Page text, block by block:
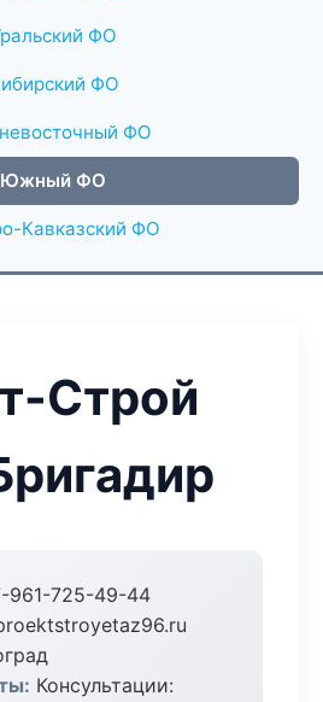
ФО
ФО
ФО
Южный ФО
Кавказский ФО
Строй
961-725-49-44
Консультации: